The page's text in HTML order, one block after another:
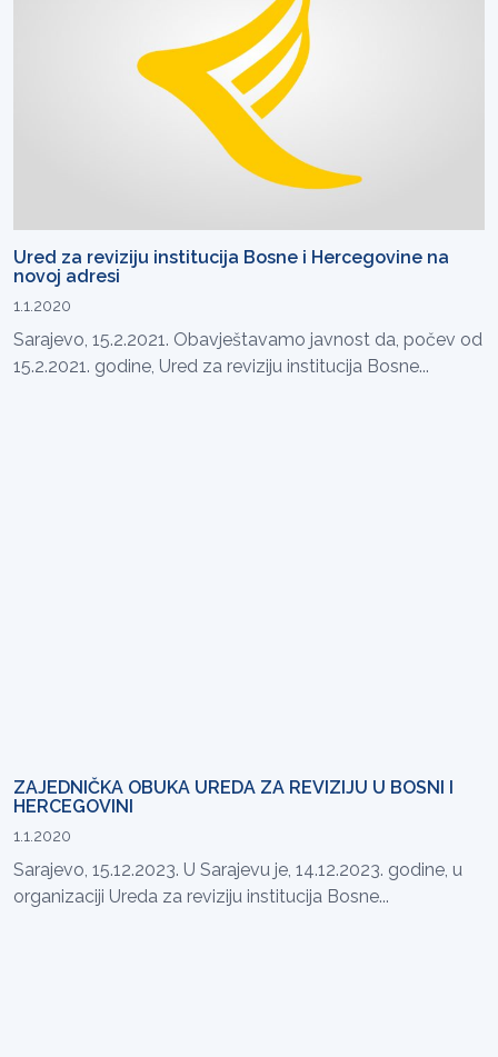
Ured za reviziju institucija Bosne i Hercegovine na
novoj adresi
1.1.2020
Sarajevo, 15.2.2021. Obavještavamo javnost da, počev od
15.2.2021. godine, Ured za reviziju institucija Bosne...
ZAJEDNIČKA OBUKA UREDA ZA REVIZIJU U BOSNI I
HERCEGOVINI
1.1.2020
Sarajevo, 15.12.2023. U Sarajevu je, 14.12.2023. godine, u
organizaciji Ureda za reviziju institucija Bosne...